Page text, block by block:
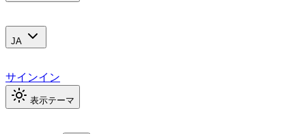
JA
サインイン
表示テーマ